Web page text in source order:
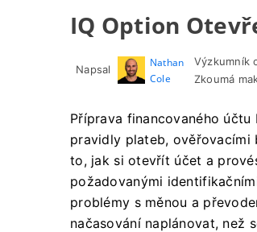
IQ Option
Napsal
Nathan
Cole
Výzkumník
Zkoumá
Příprava financovaného
pravidly plateb, ověřovacími
to, jak si otevřít účet a
požadovanými
problémy s měnou a
načasování naplánovat, než